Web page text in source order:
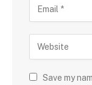
Save my